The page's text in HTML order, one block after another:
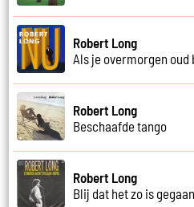
Robert Long
Als je overmorgen oud
Robert Long
Beschaafde tango
Robert Long
Blij dat het zo is gegaan